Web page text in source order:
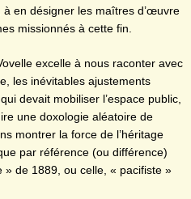
à en désigner les maîtres d’œuvre
missionnés à cette fin.
excelle à nous raconter avec
les inévitables ajustements
devait mobiliser l’espace public,
une doxologie aléatoire de
montrer la force de l’héritage
par référence (ou différence)
de 1889, ou celle, « pacifiste »